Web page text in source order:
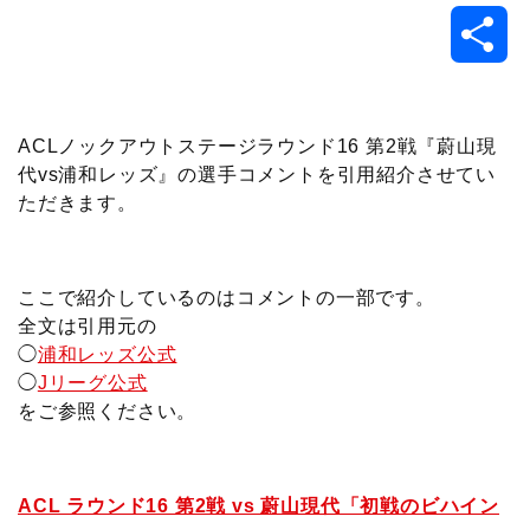
b
o
k
t
r
n n
t
o
L
ACLノックアウトステージラウンド16 第2戦『蔚山現
代vs浦和レッズ』の選手コメントを引用紹介させてい
ただきます。
ここで紹介しているのはコメントの一部です。
全文は引用元の
◯浦和レッズ公式
◯Jリーグ公式
をご参照ください。
ACL ラウンド16 第2戦 vs 蔚山現代「初戦のビハイン